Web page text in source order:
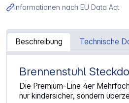
Informationen nach EU Data Act
Beschreibung Technische
Artikelinformationen
Brennenstuhl
Die Premium-Line 4er
nur kindersicher, sondern